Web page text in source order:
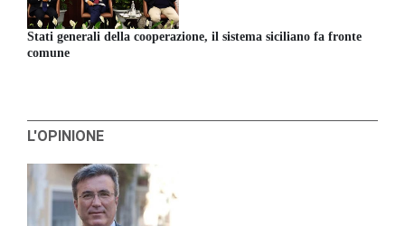
Stati generali della cooperazione, il sistema siciliano fa fronte
comune
L'OPINIONE